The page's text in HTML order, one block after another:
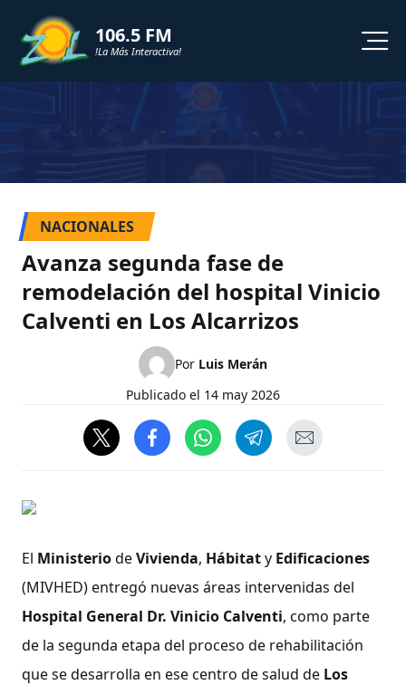
106.5 FM
!La Más Interactiva!
PODCAST
NACIONALES
Avanza segunda fase de
remodelación del hospital Vinicio
Calventi en Los Alcarrizos
Por Luis Merán
Publicado el 14 may 2026
El MinisteriodeVivienda, Hábitaty Edificaciones
(MIVHED) entregó nuevas áreas intervenidas del
Hospital General Dr. Vinicio Calventi, como parte
de la segunda etapa del proceso de rehabilitación
que se desarrolla en ese centro de salud de Los